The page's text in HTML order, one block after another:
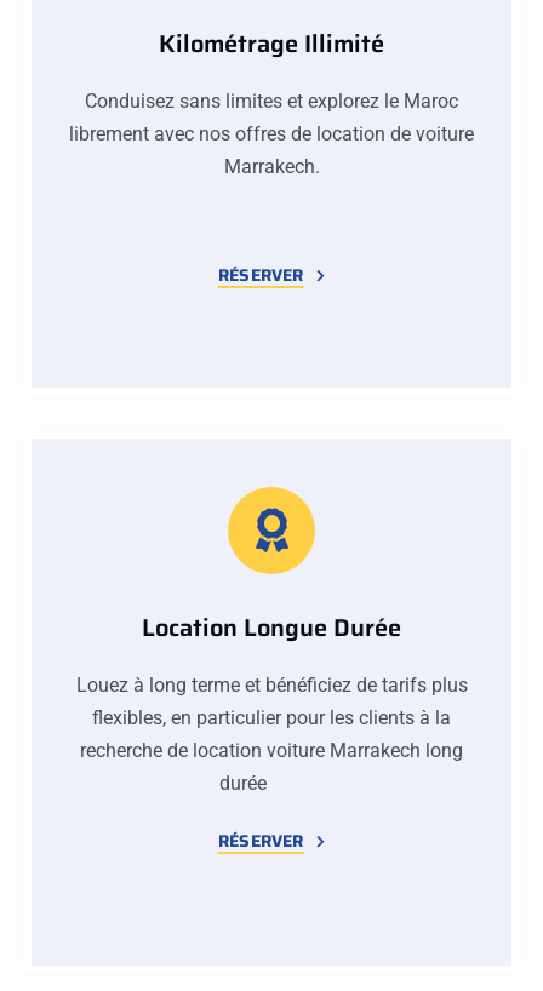
Kilométrage Illimité
Conduisez sans limites et explorez le Maroc
librement avec nos offres de location de voiture
Marrakech.
RÉSERVER
Location Longue Durée
Louez à long terme et bénéficiez de tarifs plus
flexibles, en particulier pour les clients à la
recherche de location voiture Marrakech long
durée
RÉSERVER